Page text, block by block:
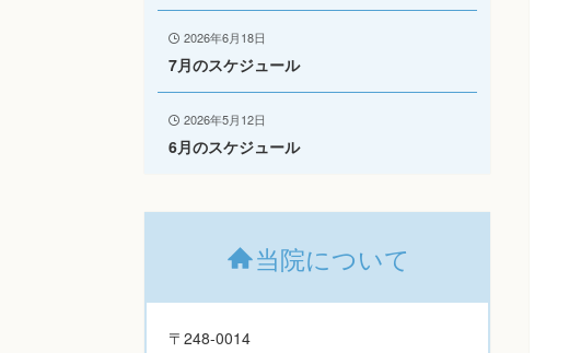
2026年6月18日
7月のスケジュール
2026年5月12日
6月のスケジュール
当院について
〒248-0014